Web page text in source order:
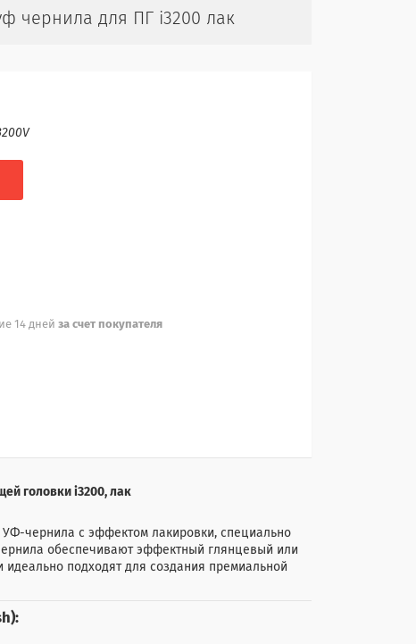
чернила для ПГ i3200 лак
14 дней за счет покупателя
головки i3200, лак
УФ-чернила с эффектом лакировки, специально
обеспечивают эффектный глянцевый или
подходят для создания премиальной